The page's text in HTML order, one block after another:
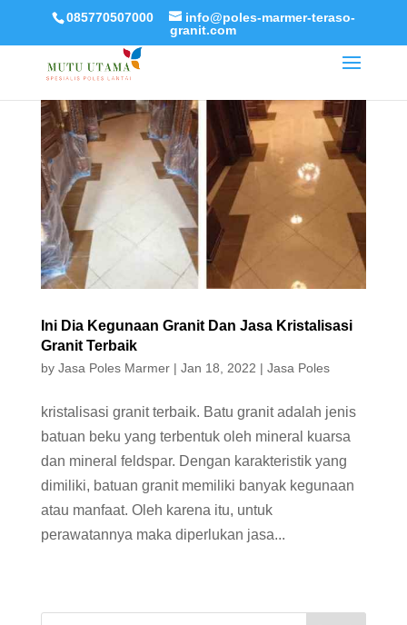
085770507000
info@poles-marmer-teraso-
granit.com
Ini Dia Kegunaan Granit Dan Jasa Kristalisasi
Granit Terbaik
by Jasa Poles Marmer| Jan 18, 2022 | Jasa Poles
kristalisasi granit terbaik. Batu granit adalah jenis
batuan beku yang terbentuk oleh mineral kuarsa
dan mineral feldspar. Dengan karakteristik yang
dimiliki, batuan granit memiliki banyak kegunaan
atau manfaat. Oleh karena itu, untuk
perawatannya maka diperlukan jasa...